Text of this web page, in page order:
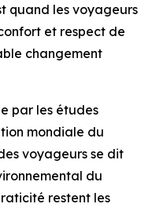
quand les voyageurs
et respect de
changement
par les études
mondiale du
voyageurs se dit
du
restent les